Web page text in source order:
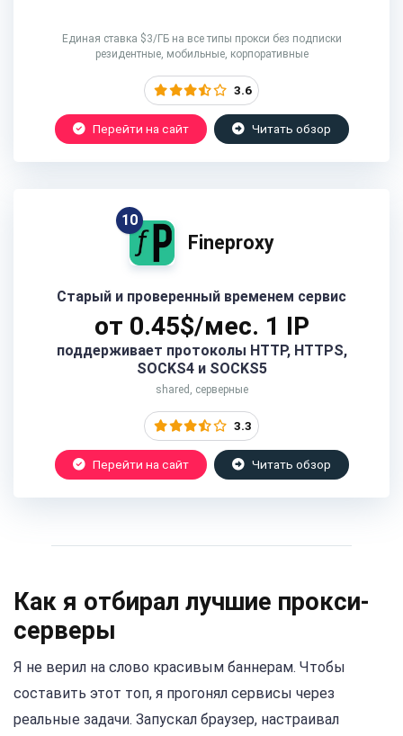
Единая ставка $3/ГБ на все типы прокси без подписки
резидентные, мобильные, корпоративные
3.6
Перейти на сайт Читать обзор
10
Fineproxy
Старый и проверенный временем сервис
от 0.45$/мес. 1 IP
поддерживает протоколы HTTP, HTTPS,
SOCKS4 и SOCKS5
shared, серверные
3.3
Перейти на сайт Читать обзор
Как я отбирал лучшие прокси-
серверы
Я не верил на слово красивым баннерам. Чтобы
составить этот топ, я прогонял сервисы через
реальные задачи. Запускал браузер, настраивал